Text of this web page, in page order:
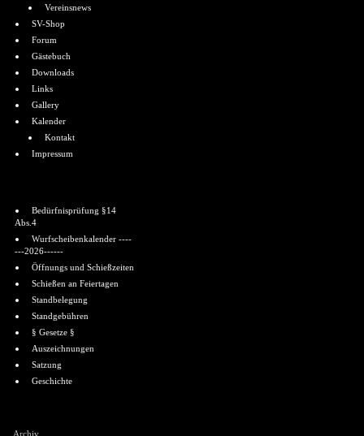
Vereinsnews
SV-Shop
Forum
Gästebuch
Downloads
Links
Gallery
Kalender
Kontakt
Impressum
Bedürfnisprüfung §14
Abs.4
Wurfscheibenkalender ----
---2026------
Öffnungs und Schießzeiten
Schießen an Feiertagen
Standbelegung
Standgebühren
§ Gesetze §
Auszeichnungen
Satzung
Geschichte
Archiv